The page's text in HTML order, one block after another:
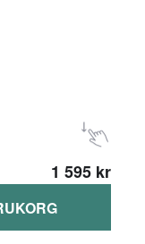
1 595 kr